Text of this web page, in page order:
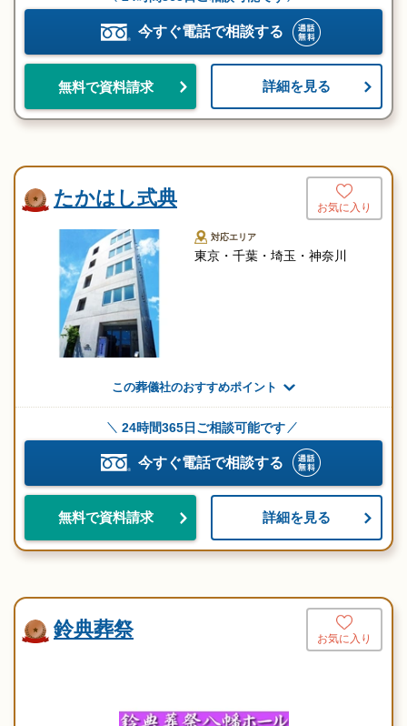
今すぐ電話で相談する
無料で資料請求 詳細を見る
たかはし式典 お気に入り
対応エリア
東京・千葉・埼玉・神奈川
この葬儀社のおすすめポイント
24時間365日ご相談可能です
今すぐ電話で相談する
無料で資料請求 詳細を見る
鈴典葬祭 お気に入り